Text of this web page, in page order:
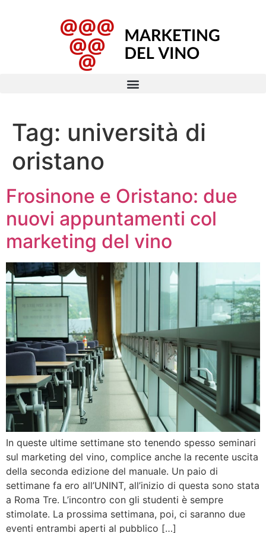
Tag: università di
oristano
Frosinone e Oristano: due
nuovi appuntamenti col
marketing del vino
In queste ultime settimane sto tenendo spesso seminari
sul marketing del vino, complice anche la recente uscita
della seconda edizione del manuale. Un paio di
settimane fa ero all’UNINT, all’inizio di questa sono stata
a Roma Tre. L’incontro con gli studenti è sempre
stimolate. La prossima settimana, poi, ci saranno due
eventi entrambi aperti al pubblico […]